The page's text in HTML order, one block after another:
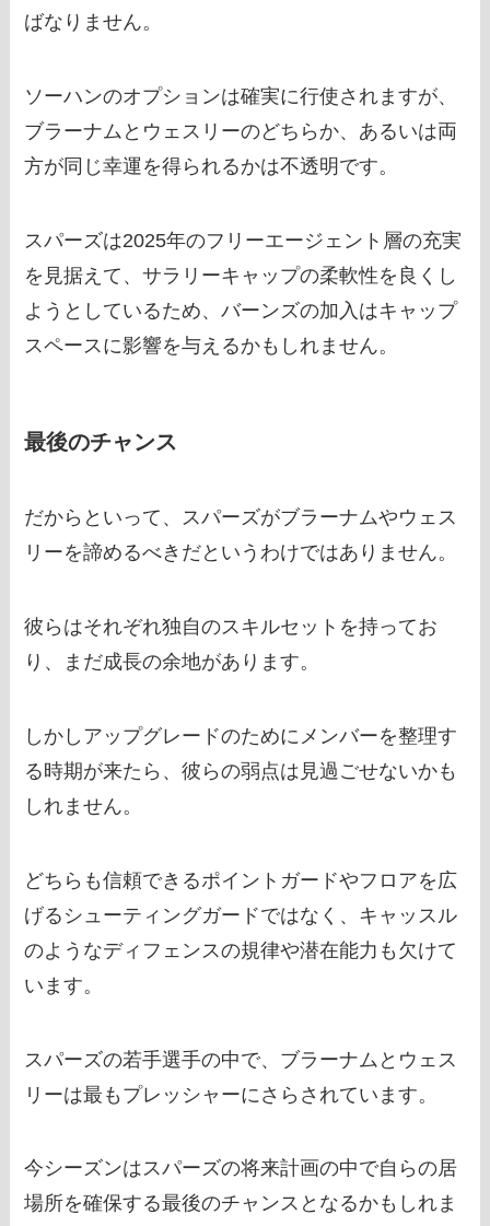
ばなりません。
ソーハンのオプションは確実に行使されますが、
ブラーナムとウェスリーのどちらか、あるいは両
方が同じ幸運を得られるかは不透明です。
スパーズは2025年のフリーエージェント層の充実
を見据えて、サラリーキャップの柔軟性を良くし
ようとしているため、バーンズの加入はキャップ
スペースに影響を与えるかもしれません。
最後のチャンス
だからといって、スパーズがブラーナムやウェス
リーを諦めるべきだというわけではありません。
彼らはそれぞれ独自のスキルセットを持ってお
り、まだ成長の余地があります。
しかしアップグレードのためにメンバーを整理す
る時期が来たら、彼らの弱点は見過ごせないかも
しれません。
どちらも信頼できるポイントガードやフロアを広
げるシューティングガードではなく、キャッスル
のようなディフェンスの規律や潜在能力も欠けて
います。
スパーズの若手選手の中で、ブラーナムとウェス
リーは最もプレッシャーにさらされています。
今シーズンはスパーズの将来計画の中で自らの居
場所を確保する最後のチャンスとなるかもしれま